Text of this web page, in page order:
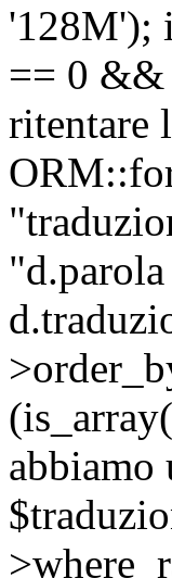
'128M');
== 0 &&
ritentare
abbiamo